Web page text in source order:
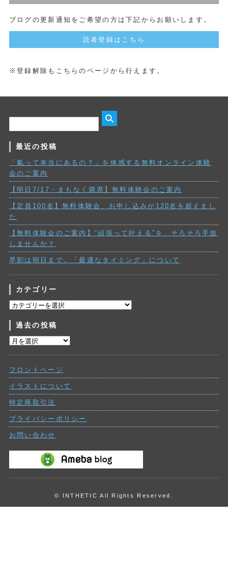
ブログの更新通知をご希望の方は下記からお願いします。
読者登録はこちら
※登録解除もこちらのページから行えます。
最近の投稿
「氣って本当にあるの？」を体感する無料オンライン体験
会のご案内
【明日7/17・まもなく満席】無料体験会のご案内
【定員100名】無料体験会、お申し込みが120名を超えまし
た
【無料体験会のご案内】“頑張って叶える”を、そろそろ手放
しませんか？
早割は明日まで。「最適なタイミング」について
カテゴリー
カ
ゴ
リ
ー
過去の投稿
過
投
稿
フロントページ
イラストについて
特定商取引法
プライバシーポリシー
お問い合わせ
© INTHETIC All Rights Reserved.